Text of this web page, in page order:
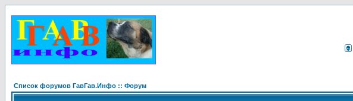
Список форумов ГавГав.Инфо :: Форум